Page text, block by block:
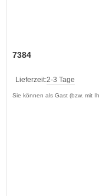
7384
Lieferzeit:2-3 Tage
Sie können als Gast (bzw. mit